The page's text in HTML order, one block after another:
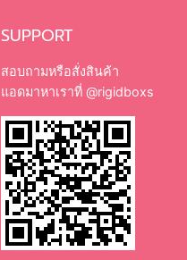
SUPPORT
สอบถามหรือสั่งสินค้า
แอดมาหาเราที่ @rigidboxs